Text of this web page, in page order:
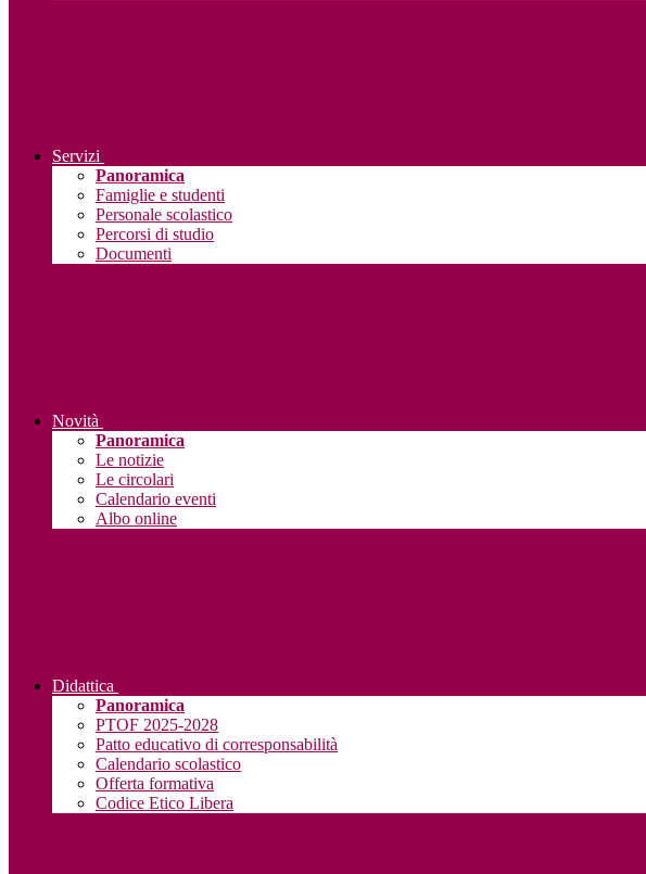
Servizi
Panoramica
Famiglie e studenti
Personale scolastico
Percorsi di studio
Documenti
Novità
Panoramica
Le notizie
Le circolari
Calendario eventi
Albo online
Didattica
Panoramica
PTOF 2025-2028
Patto educativo di corresponsabilità
Calendario scolastico
Offerta formativa
Codice Etico Libera